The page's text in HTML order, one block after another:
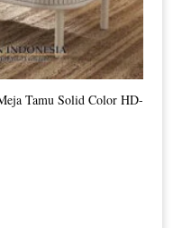
Tamu Solid Color HD-